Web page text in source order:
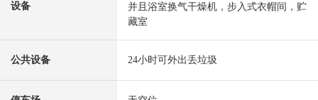
设备
并且浴室换气干燥机，步入式衣帽间，贮
藏室
公共设备 24小时可外出丢垃圾